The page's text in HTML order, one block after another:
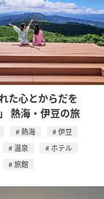
た心とからだを
熱海・伊豆の旅
熱海
伊豆
温泉
ホテル
旅館